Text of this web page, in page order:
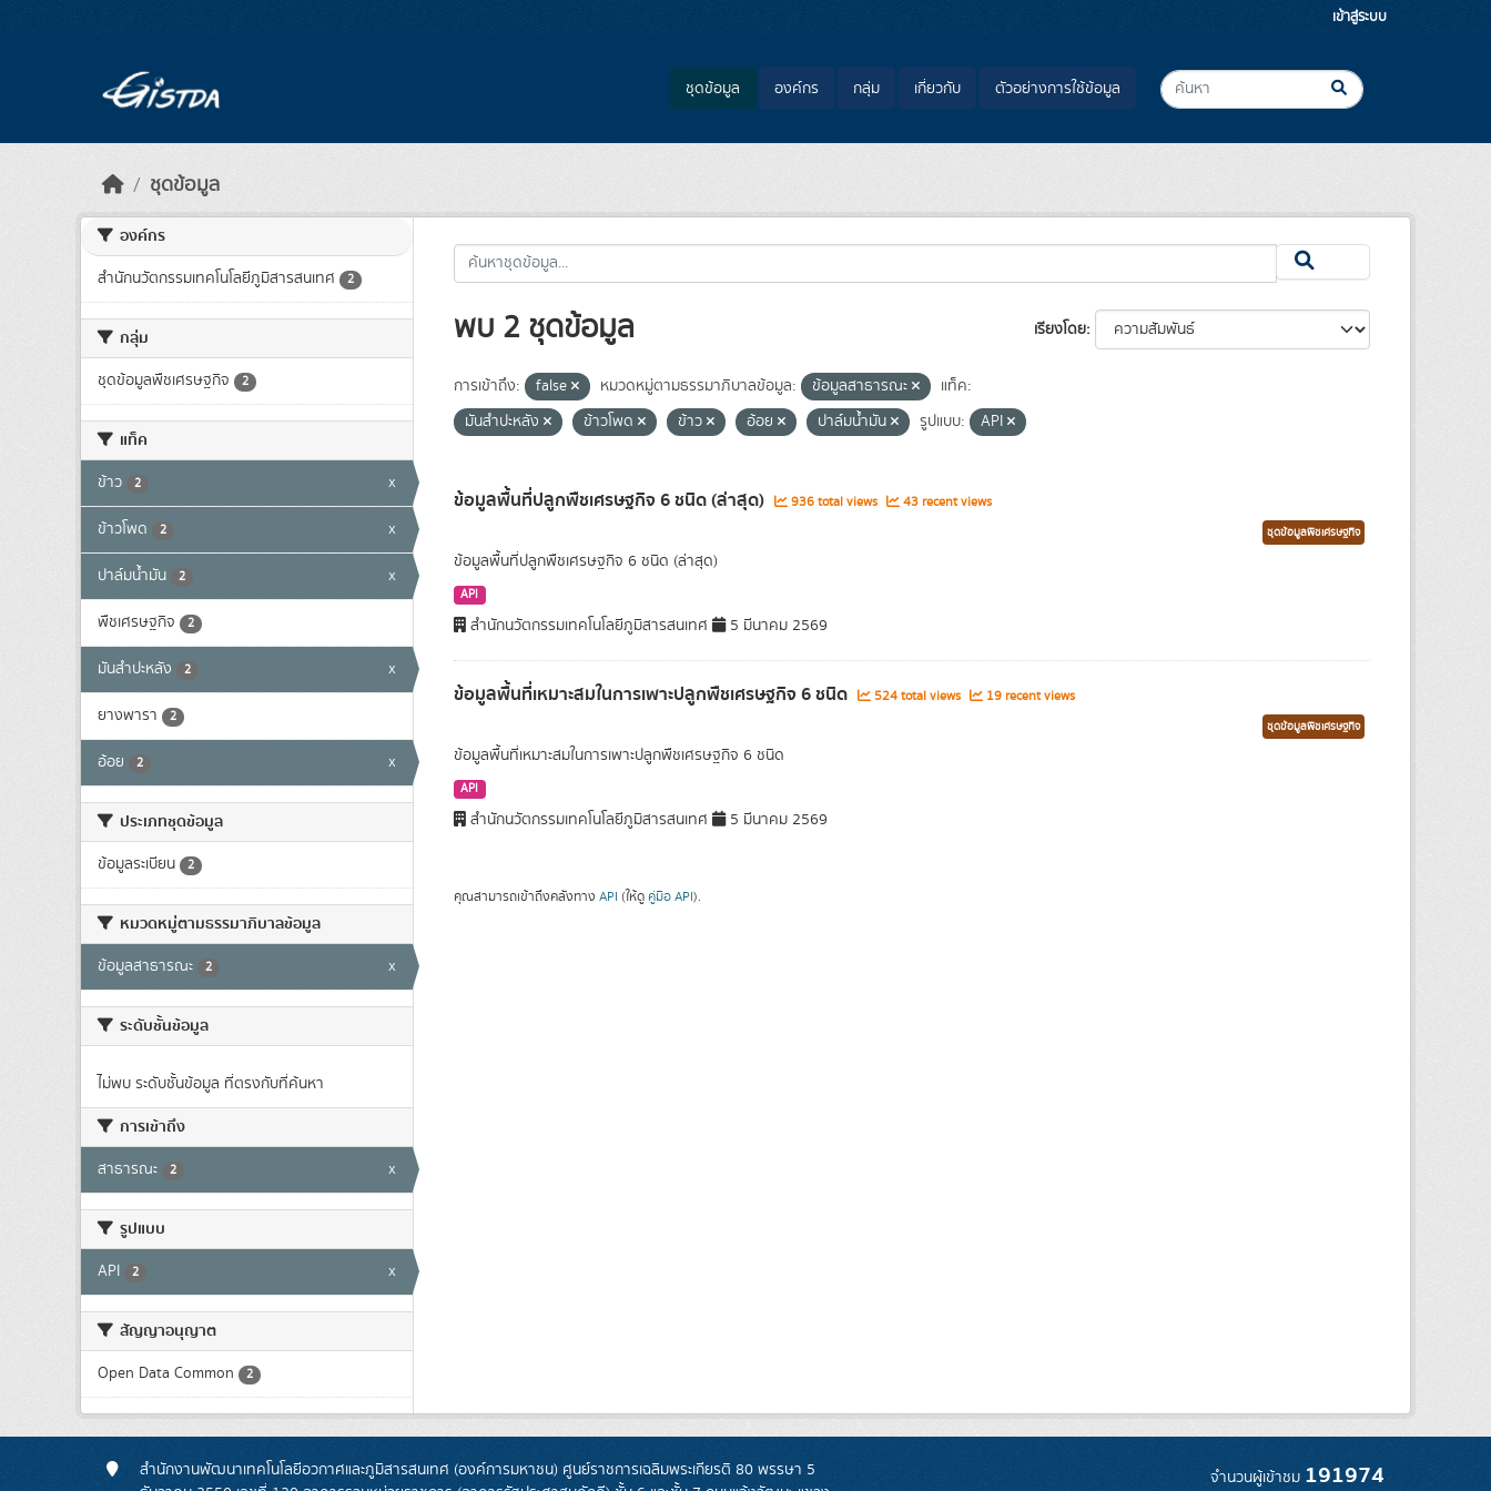
เข้าสู่ระบบ
ชุดข้อมูล องค์กร กลุ่ม เกี่ยวกับ ตัวอย่างการใช้ข้อมูล
ชุดข้อมูล
องค์กร
สำนักนวัตกรรมเทคโนโลยีภูมิสารสนเทศ 2
กลุ่ม
ชุดข้อมูลพืชเศรษฐกิจ 2
แท็ค
ข้าว 2 x
ข้าวโพด 2 x
ปาล์มน้ำมัน 2 x
พืชเศรษฐกิจ 2
มันสำปะหลัง 2 x
ยางพารา 2
อ้อย 2 x
ประเภทชุดข้อมูล
ข้อมูลระเบียน 2
หมวดหมู่ตามธรรมาภิบาลข้อมูล
ข้อมูลสาธารณะ 2 x
ระดับชั้นข้อมูล
ไม่พบ ระดับชั้นข้อมูล ที่ตรงกับที่ค้นหา
การเข้าถึง
สาธารณะ 2 x
รูปแบบ
API 2 x
สัญญาอนุญาต
Open Data Common 2
เรียงโดย
พบ 2 ชุดข้อมูล
การเข้าถึง: false หมวดหมู่ตามธรรมาภิบาลข้อมูล: ข้อมูลสาธารณะ
แท็ค:
มันสำปะหลัง
ข้าวโพด ข้าว อ้อย ปาล์มน้ำมัน รูปแบบ: API
ข้อมูลพื้นที่ปลูกพืชเศรษฐกิจ 6 ชนิด (ล่าสุด) 936 total views 43 recent views
ชุดข้อมูลพืชเศรษฐกิจ
ข้อมูลพื้นที่ปลูกพืชเศรษฐกิจ 6 ชนิด (ล่าสุด)
API
สำนักนวัตกรรมเทคโนโลยีภูมิสารสนเทศ 5 มีนาคม 2569
ข้อมูลพื้นที่เหมาะสมในการเพาะปลูกพืชเศรษฐกิจ 6 ชนิด 524 total views 19 recent views
ชุดข้อมูลพืชเศรษฐกิจ
ข้อมูลพื้นที่เหมาะสมในการเพาะปลูกพืชเศรษฐกิจ 6 ชนิด
API
สำนักนวัตกรรมเทคโนโลยีภูมิสารสนเทศ 5 มีนาคม 2569
คุณสามารถเข้าถึงคลังทาง API (ให้ดู คู่มือ API).
สำนักงานพัฒนาเทคโนโลยีอวกาศและภูมิสารสนเทศ (องค์การมหาชน) ศูนย์ราชการเฉลิมพระเกียรติ 80 พรรษา 5
จำนวนผู้เข้าชม 191974